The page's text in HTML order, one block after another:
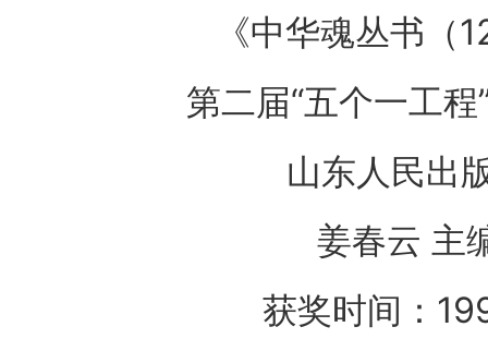
《中华魂丛书（
第二届“五个一工程
山东人民出
姜春云 主
获奖时间：